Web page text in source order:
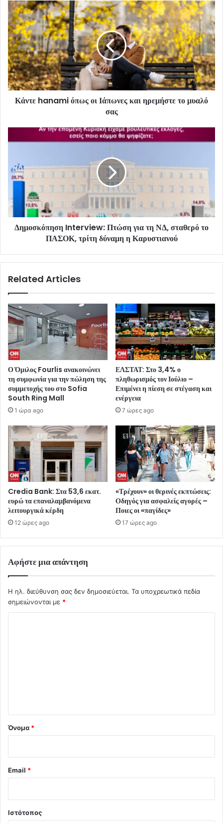
Κάντε hanami όπως οι Ιάπωνες και ηρεμήστε το μυαλό
σας
Δημοσκόπηση Interview: Πτώση για τη ΝΔ, σταθερό το
ΠΑΣΟΚ, τρίτη δύναμη η Καρυστιανού
Related Articles
Ο Όμιλος Fourlis ανακοινώνει
τη συμφωνία για την πώληση της
συμμετοχής του στο Sofia
South Ring Mall
1 ώρα ago
ΕΛΣΤΑΤ: Στο 3,4% ο
πληθωρισμός τον Ιούλιο –
Επιμένει η πίεση σε στέγαση και
ενέργεια
7 ώρες ago
Credia Bank: Στα 53,6 εκατ.
ευρώ τα επαναλαμβανόμενα
λειτουργικά κέρδη
12 ώρες ago
«Τρέχουν» οι θερινές εκπτώσεις:
Οδηγός για ασφαλείς αγορές –
Ποιες οι «παγίδες»
17 ώρες ago
Αφήστε μια απάντηση
Η ηλ. διεύθυνση σας δεν δημοσιεύεται. Τα υποχρεωτικά πεδία
σημειώνονται με *
Όνομα *
Email *
Ιστότοπος